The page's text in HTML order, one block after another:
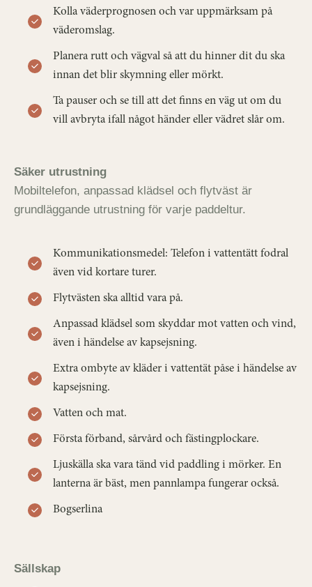
Kolla väderprognosen och var uppmärksam på
väderomslag.
Planera rutt och vägval så att du hinner dit du ska
innan det blir skymning eller mörkt.
Ta pauser och se till att det finns en väg ut om du
vill avbryta ifall något händer eller vädret slår om.
Säker utrustning
Mobiltelefon, anpassad klädsel och flytväst är
grundläggande utrustning för varje paddeltur.
Kommunikationsmedel: Telefon i vattentätt fodral
även vid kortare turer.
Flytvästen ska alltid vara på.
Anpassad klädsel som skyddar mot vatten och vind,
även i händelse av kapsejsning.
Extra ombyte av kläder i vattentät påse i händelse av
kapsejsning.
Vatten och mat.
Första förband, sårvård och fästingplockare.
Ljuskälla ska vara tänd vid paddling i mörker. En
lanterna är bäst, men pannlampa fungerar också.
Bogserlina
Sällskap